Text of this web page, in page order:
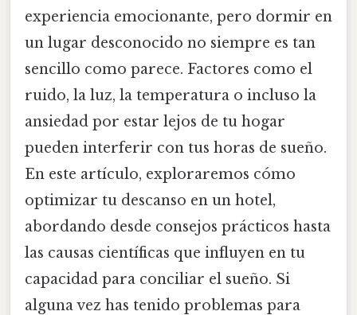
experiencia emocionante, pero dormir en
un lugar desconocido no siempre es tan
sencillo como parece. Factores como el
ruido, la luz, la temperatura o incluso la
ansiedad por estar lejos de tu hogar
pueden interferir con tus horas de sueño.
En este artículo, exploraremos cómo
optimizar tu descanso en un hotel,
abordando desde consejos prácticos hasta
las causas científicas que influyen en tu
capacidad para conciliar el sueño. Si
alguna vez has tenido problemas para